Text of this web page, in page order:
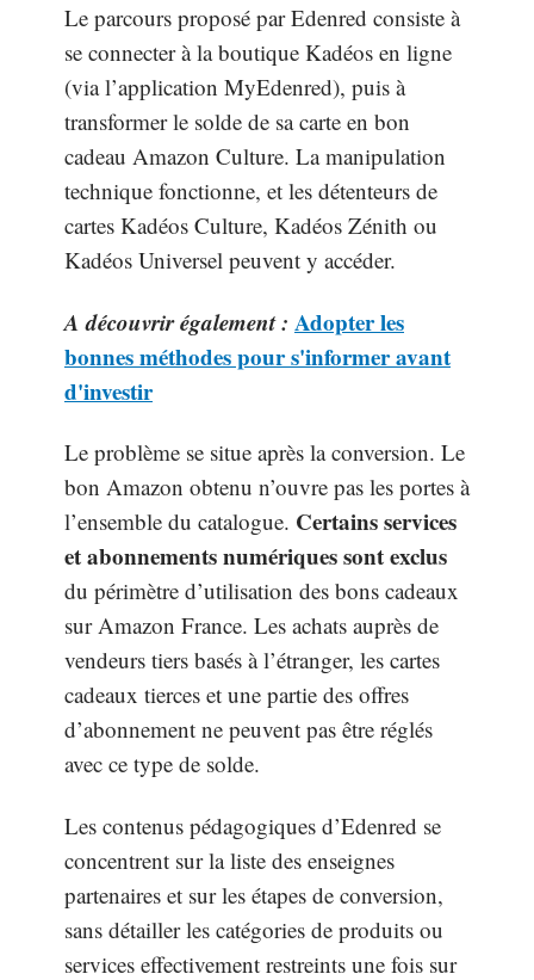
Le parcours proposé par Edenred consiste à
se connecter à la boutique Kadéos en ligne
(via l’application MyEdenred), puis à
transformer le solde de sa carte en bon
cadeau Amazon Culture. La manipulation
technique fonctionne, et les détenteurs de
cartes Kadéos Culture, Kadéos Zénith ou
Kadéos Universel peuvent y accéder.
A découvrir également : Adopter les
bonnes méthodes pour s'informer avant
d'investir
Le problème se situe après la conversion. Le
bon Amazon obtenu n’ouvre pas les portes à
l’ensemble du catalogue. Certains services
et abonnements numériques sont exclus
du périmètre d’utilisation des bons cadeaux
sur Amazon France. Les achats auprès de
vendeurs tiers basés à l’étranger, les cartes
cadeaux tierces et une partie des offres
d’abonnement ne peuvent pas être réglés
avec ce type de solde.
Les contenus pédagogiques d’Edenred se
concentrent sur la liste des enseignes
partenaires et sur les étapes de conversion,
sans détailler les catégories de produits ou
services effectivement restreints une fois sur